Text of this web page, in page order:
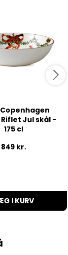
Jul skål -
175 cl
849 kr.
I KURV